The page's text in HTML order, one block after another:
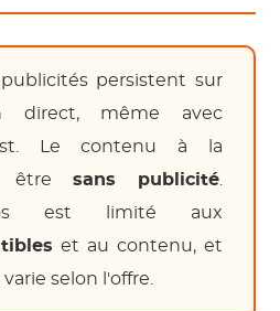
persistent sur
direct, même avec
Le contenu à la
être sans publicité.
est limité aux
et au contenu, et
selon l'offre.